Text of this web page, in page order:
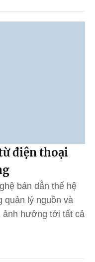
điện thoại
bán dẫn thế hệ
quản lý nguồn và
ảnh hưởng tới tất cả